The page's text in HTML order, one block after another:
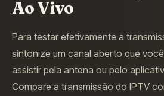
Ao Vivo
Para testar efetivamente a
sintonize um canal aberto que
assistir pela antena ou pelo
Compare a transmissão do IPTV